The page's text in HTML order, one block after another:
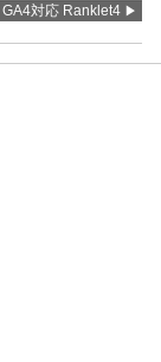
対応 Ranklet4